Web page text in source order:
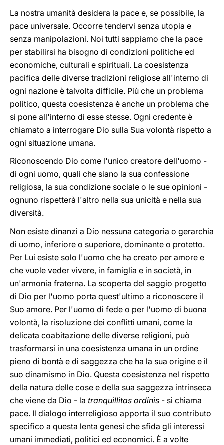
La nostra umanità desidera la pace e, se possibile, la
pace universale. Occorre tendervi senza utopia e
senza manipolazioni. Noi tutti sappiamo che la pace
per stabilirsi ha bisogno di condizioni politiche ed
economiche, culturali e spirituali. La coesistenza
pacifica delle diverse tradizioni religiose all'interno di
ogni nazione è talvolta difficile. Più che un problema
politico, questa coesistenza è anche un problema che
si pone all'interno di esse stesse. Ogni credente è
chiamato a interrogare Dio sulla Sua volontà rispetto a
ogni situazione umana.
Riconoscendo Dio come l'unico creatore dell'uomo -
di ogni uomo, quali che siano la sua confessione
religiosa, la sua condizione sociale o le sue opinioni -
ognuno rispetterà l'altro nella sua unicità e nella sua
diversità.
Non esiste dinanzi a Dio nessuna categoria o gerarchia
di uomo, inferiore o superiore, dominante o protetto.
Per Lui esiste solo l'uomo che ha creato per amore e
che vuole veder vivere, in famiglia e in società, in
un'armonia fraterna. La scoperta del saggio progetto
di Dio per l'uomo porta quest'ultimo a riconoscere il
Suo amore. Per l'uomo di fede o per l'uomo di buona
volontà, la risoluzione dei conflitti umani, come la
delicata coabitazione delle diverse religioni, può
trasformarsi in una coesistenza umana in un ordine
pieno di bontà e di saggezza che ha la sua origine e il
suo dinamismo in Dio. Questa coesistenza nel rispetto
della natura delle cose e della sua saggezza intrinseca
che viene da Dio - la tranquillitas ordinis - si chiama
pace. Il dialogo interreligioso apporta il suo contributo
specifico a questa lenta genesi che sfida gli interessi
umani immediati, politici ed economici. È a volte